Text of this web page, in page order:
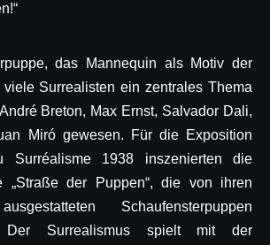
das Mannequin als Motiv der
viele Surrealisten ein zentrales Thema
Breton, Max Ernst, Salvador Dali,
Miró gewesen. Für die Exposition
Surréalisme 1938 inszenierten die
„Straße der Puppen“, die von ihren
Schaufensterpuppen
Der Surrealismus spielt mit der